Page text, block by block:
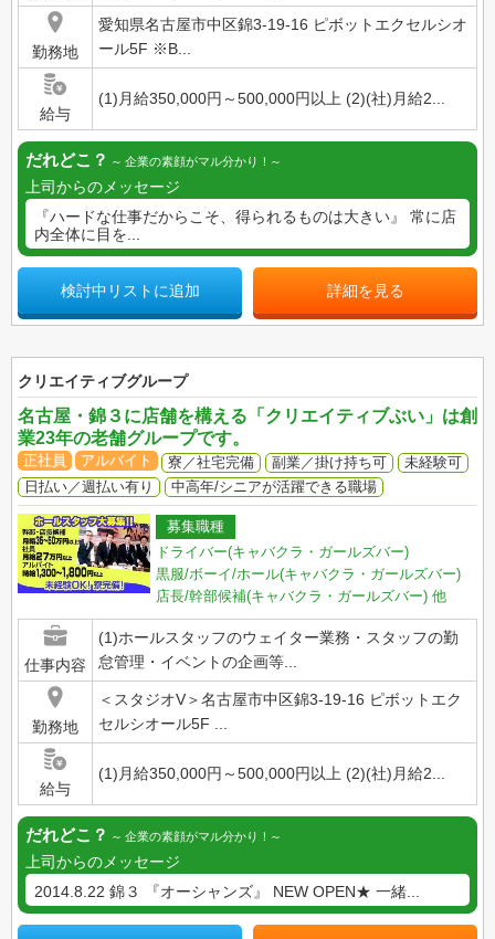
勤務地
愛知県名古屋市中区錦3-19-16 ピボットエクセルシオ
ール5F ※B...
給与
(1)月給350,000円～500,000円以上 (2)(社)月給2...
だれどこ？ 企業の素顔がマル分かり！
上司からのメッセージ
『ハードな仕事だからこそ、得られるものは大きい』 常に店
内全体に目を...
検討中リストに追加 詳細を見る
クリエイティブグループ
名古屋・錦３に店舗を構える「クリエイティブぶい」は創
業23年の老舗グループです。
正社員 アルバイト 寮／社宅完備 副業／掛け持ち可
未経験可
日払い／週払い有り
中高年/シニアが活躍できる職場
募集職種
ドライバー(キャバクラ・ガールズバー)
黒服/ボーイ/ホール(キャバクラ・ガールズバー)
店長/幹部候補(キャバクラ・ガールズバー) 他
仕事内容
(1)ホールスタッフのウェイター業務・スタッフの勤
怠管理・イベントの企画等...
勤務地
＜スタジオV＞名古屋市中区錦3-19-16 ピボットエク
セルシオール5F ...
給与
(1)月給350,000円～500,000円以上 (2)(社)月給2...
だれどこ？ 企業の素顔がマル分かり！
上司からのメッセージ
2014.8.22 錦３ 『オーシャンズ』 NEW OPEN★ 一緒...